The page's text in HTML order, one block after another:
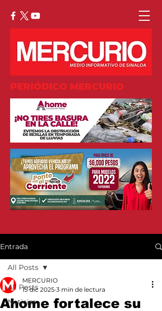
PERIÓDICO MERCURIO
Entrada
All Posts
Noticias
All Posts
Ahome fortalece su
MERCURIO
15 dic 2025 3 min de lectura